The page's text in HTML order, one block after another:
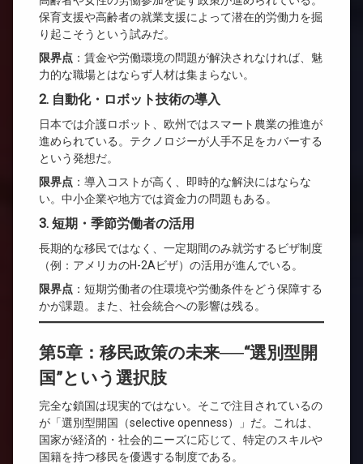
保育支援や高齢者の就業支援によって潜在的労働力を掘
り起こそうという試みだ。
限界点 ：賃金や労働環境の問題が解決されなければ、魅
力的な職場とはならず人材は集まらない。
2. 自動化・ロボット技術の導入
日本では介護ロボット、欧州ではスマート農業の推進が
進められている。テクノロジーが人手不足をカバーする
という発想だ。
限界点 ：導入コストが高く、即時的な解決にはならな
い。中小企業や地方では資金力の問題もある。
3. 短期・季節労働者の活用
長期的な移民ではなく、一定期間のみ就労するビザ制度
（例：アメリカのH-2Aビザ）の活用が進んでいる。
限界点 ：短期労働者の住環境や労働条件をどう保障する
かが課題。また、社会統合への影響は残る。
第5章：移民政策の未来──“選別型開
国”という選択肢
完全な鎖国は現実的ではない。そこで注目されているの
が「選別型開国（selective openness）」だ。これは、
国家が経済的・社会的ニーズに応じて、特定のスキルや
国籍を持つ移民を優遇する制度である。